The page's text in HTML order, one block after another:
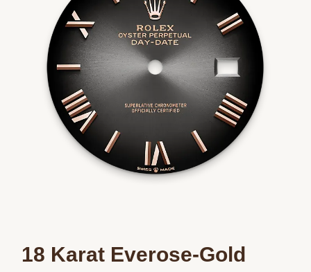
18 Karat Everose-Gold